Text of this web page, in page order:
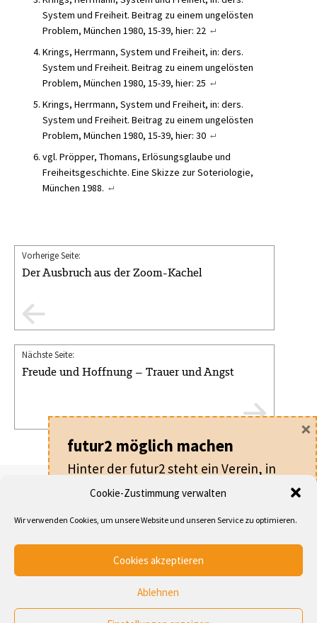
Cookie-Zustimmung verwalten
Wir verwenden Cookies, um unsere Website und unseren Service zu optimieren.
Cookies akzeptieren
Ablehnen
System und Freiheit. Beitrag zu einem ungelösten
Problem, München 1980, 15-39, hier: 22
Krings, Herrmann, System und Freiheit, in: ders.
System und Freiheit. Beitrag zu einem ungelösten
Problem, München 1980, 15-39, hier: 25
Krings, Herrmann, System und Freiheit, in: ders.
System und Freiheit. Beitrag zu einem ungelösten
Problem, München 1980, 15-39, hier: 30
vgl. Pröpper, Thomans, Erlösungsglaube und
Freiheitsgeschichte. Eine Skizze zur Soteriologie,
München 1988.
Vorherige Seite:
Der Ausbruch aus der Zoom-Kachel
Nächste Seite:
Freude und Hoffnung – Trauer und Angst
Helmut Jansen
Supervisor, Coach und kirchlicher
Organisationsberater
Schlagworte Autoren Verein
futur2 möglich machen
Hinter der futur2 steht ein Verein, in
dem alle ehrenamtlich arbeiten.
Für nur20 €pro Jahr machen Sie als
sondern werden auch Teil eines
Netzwerks von Leuten, die an der
Gesellschaft arbeiten.
×